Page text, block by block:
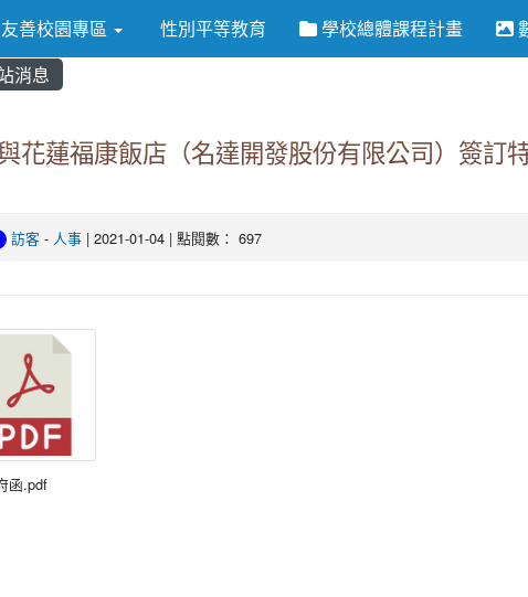
友善校園專區 性別平等教育 學校總體課程計畫
消息
花蓮福康飯店（名達開發股份有限公司）簽訂
訪客- 人事| 2021-01-04 | 點閱數： 697
函.pdf